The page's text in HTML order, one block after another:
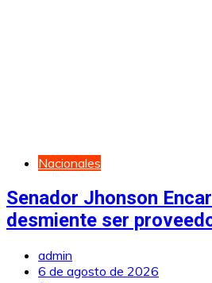
Nacionales
Senador Jhonson
desmiente ser
admin
6 de agosto de 2026